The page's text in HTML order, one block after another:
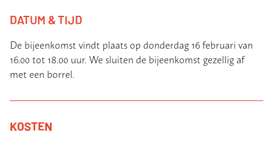
DATUM & TIJD
De bijeenkomst vindt plaats op donderdag 16 februari van
16.00 tot 18.00 uur. We sluiten de bijeenkomst gezellig af
met een borrel.
KOSTEN